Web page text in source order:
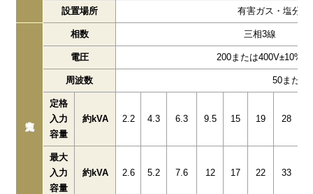
設置場所 有害ガス・塩分
相数 三相3線
電圧 200または400V±10%
周波数 50また
定格
入力
容量
約kVA 2.2 4.3 6.3 9.5 15 19 28
最大
入力
容量
約kVA 2.6 5.2 7.6 12 17 22 33